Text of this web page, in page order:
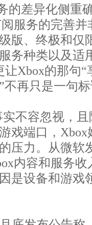
的差异化侧重
服务的完善并
版、终极和仅
务种类以及适
让Xbox的那句
不再只是一句
不容忽视，
戏端口，
压力。从微软
内容和服务收
是设备和游戏